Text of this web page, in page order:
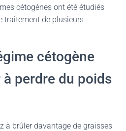
cétogènes ont été étudiés
traitement de plusieurs
cétogène
à perdre du poids
à brûler davantage de graisses